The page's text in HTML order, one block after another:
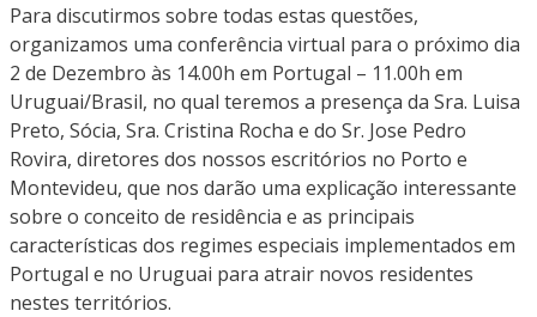
Para discutirmos sobre todas estas questões,
organizamos uma conferência virtual para o próximo dia
2 de Dezembro às 14.00h em Portugal – 11.00h em
Uruguai/Brasil, no qual teremos a presença da Sra. Luisa
Preto, Sócia, Sra. Cristina Rocha e do Sr. Jose Pedro
Rovira, diretores dos nossos escritórios no Porto e
Montevideu, que nos darão uma explicação interessante
sobre o conceito de residência e as principais
características dos regimes especiais implementados em
Portugal e no Uruguai para atrair novos residentes
nestes territórios.